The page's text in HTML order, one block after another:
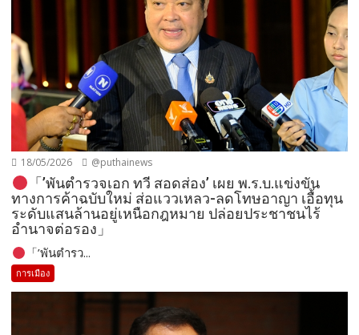
18/05/2026 @puthainews
「’พันตำรวจเอก ทวี สอดส่อง’ เผย พ.ร.บ.แข่งขัน
ทางการค้าฉบับใหม่ ส่อแววเหลว-ลดโทษอาญา เอื้อทุน
ระดับแสนล้านอยู่เหนือกฎหมาย ปล่อยประชาชนไร้
อำนาจต่อรอง」
「’พันตำรว...
การเมือง